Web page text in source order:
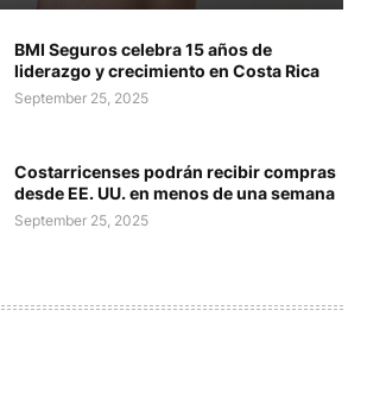
BMI Seguros celebra 15 años de
liderazgo y crecimiento en Costa Rica
September 25, 2025
Costarricenses podrán recibir compras
desde EE. UU. en menos de una semana
September 25, 2025